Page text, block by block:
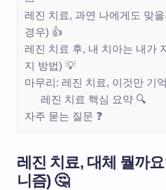
레진 치료, 과연 나에게도 맞
경우) 👍
레진 치료 후, 내 치아는 내가
지 방법) 💡
마무리: 레진 치료, 이것만 기
레진 치료 핵심 요약 🔍
자주 묻는 질문 ❓
레진 치료, 대체 뭘까
니즘) 🤔